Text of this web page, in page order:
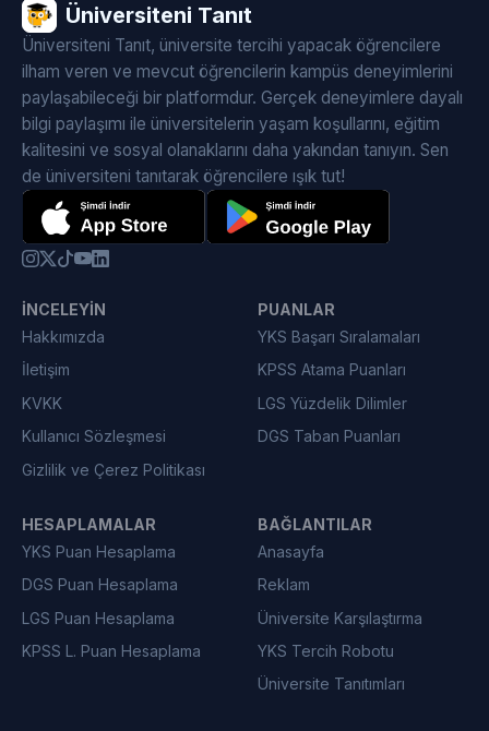
Üniversiteni Tanıt
Üniversiteni Tanıt, üniversite tercihi yapacak öğrencilere
ilham veren ve mevcut öğrencilerin kampüs deneyimlerini
paylaşabileceği bir platformdur. Gerçek deneyimlere dayalı
bilgi paylaşımı ile üniversitelerin yaşam koşullarını, eğitim
kalitesini ve sosyal olanaklarını daha yakından tanıyın. Sen
de üniversiteni tanıtarak öğrencilere ışık tut!
İNCELEYIN
Hakkımızda
İletişim
KVKK
Kullanıcı Sözleşmesi
Gizlilik ve Çerez Politikası
PUANLAR
YKS Başarı Sıralamaları
KPSS Atama Puanları
LGS Yüzdelik Dilimler
DGS Taban Puanları
HESAPLAMALAR
YKS Puan Hesaplama
DGS Puan Hesaplama
LGS Puan Hesaplama
KPSS L. Puan Hesaplama
BAĞLANTILAR
Anasayfa
Reklam
Üniversite Karşılaştırma
YKS Tercih Robotu
Üniversite Tanıtımları